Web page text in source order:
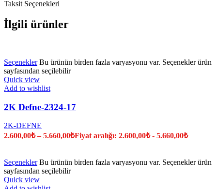
Taksit Seçenekleri
İlgili ürünler
Seçenekler Bu ürünün birden fazla varyasyonu var. Seçenekler ürün
sayfasından seçilebilir
Quick view
Add to wishlist
2K Defne-2324-17
2K-DEFNE
2.600,00₺ –5.660,00₺Fiyat aralığı: 2.600,00₺ - 5.660,00₺
Seçenekler Bu ürünün birden fazla varyasyonu var. Seçenekler ürün
sayfasından seçilebilir
Quick view